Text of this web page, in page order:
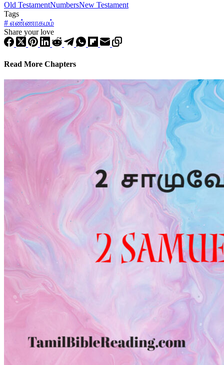
Old TestamentNumbersNew Testament
Tags
# எண்ணாகமம்
Share your love
Read More Chapters